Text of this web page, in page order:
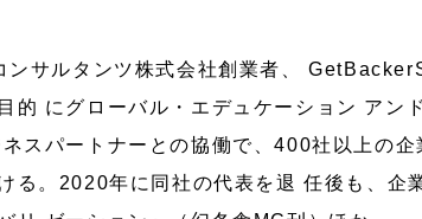
サルタンツ株式会社創業者、
的 にグローバル・エデュケーション アン
スパートナーとの協働で、400社以上の企
る。2020年に同社の代表を退 任後も、企